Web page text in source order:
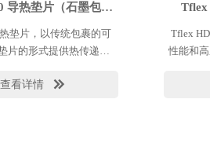
导热垫片（石墨包覆
泡棉）
垫片，以传统包裹的可
片的形式提供热传递性
包装的热传递性能和泡沫
查看详情 
Tflex
Tflex
性能和
对部件